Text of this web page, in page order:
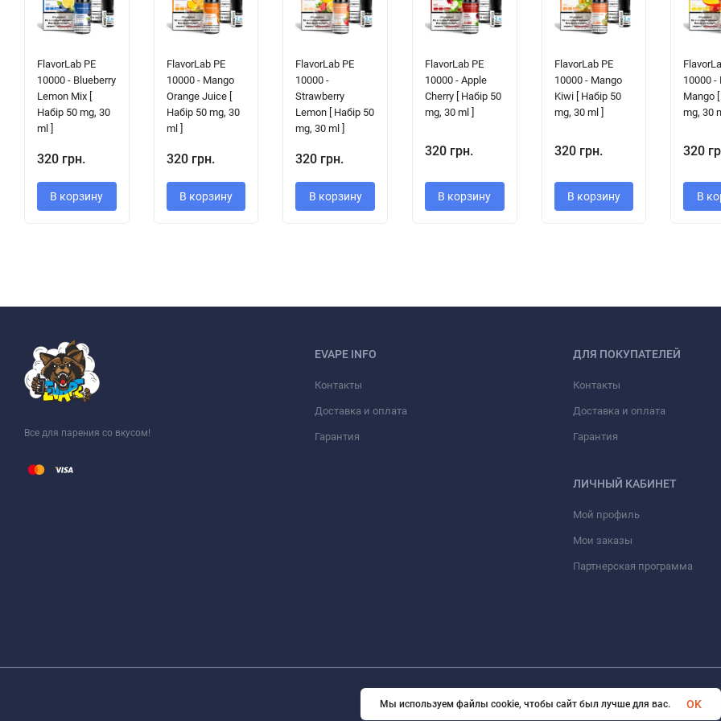
FlavorLab PE
10000 - Blueberry
Lemon Mix [
Набір 50 mg, 30
ml ]
320 грн.
В корзину
FlavorLab PE
10000 - Mango
Orange Juice [
Набір 50 mg, 30
ml ]
320 грн.
В корзину
FlavorLab PE
10000 -
Strawberry
Lemon [ Набір 50
mg, 30 ml ]
320 грн.
В корзину
FlavorLab PE
10000 - Apple
Cherry [ Набір 50
mg, 30 ml ]
320 грн.
В корзину
FlavorLab PE
10000 - Mango
Kiwi [ Набір 50
mg, 30 ml ]
320 грн.
В корзину
10000 -
Mango
mg, 30
320
В
Все для парения со вкусом!
EVAPE INFO
Контакты
Доставка и оплата
Гарантия
ДЛЯ ПОКУПАТЕЛЕЙ
Контакты
Доставка и оплата
Гарантия
ЛИЧНЫЙ КАБИНЕТ
Мой профиль
Мои заказы
Партнерская программа
© 2026 eVape. Все права защищены
Мы используем файлы cookie, чтобы сайт был лучше для вас. OK